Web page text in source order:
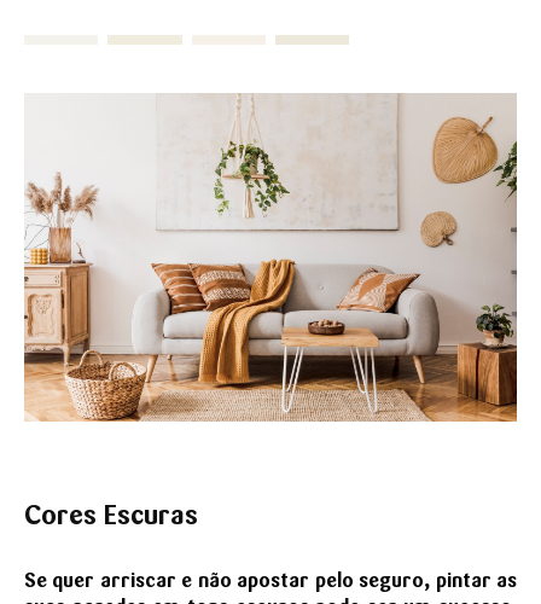
Cores Escuras
Se quer arriscar e não apostar pelo seguro, pintar as